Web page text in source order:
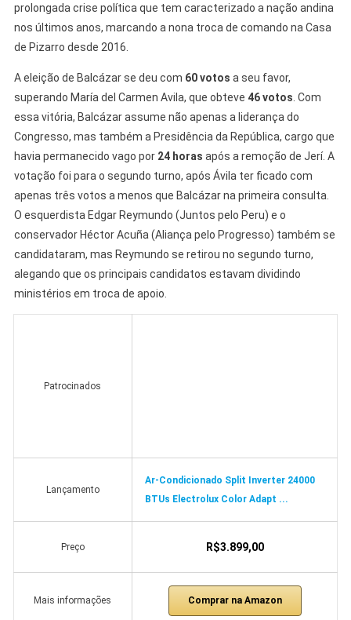
prolongada crise política que tem caracterizado a nação andina
nos últimos anos, marcando a nona troca de comando na Casa
de Pizarro desde 2016.
A eleição de Balcázar se deu com 60 votos a seu favor,
superando María del Carmen Avila, que obteve 46 votos . Com
essa vitória, Balcázar assume não apenas a liderança do
Congresso, mas também a Presidência da República, cargo que
havia permanecido vago por 24 horas após a remoção de Jerí. A
votação foi para o segundo turno, após Ávila ter ficado com
apenas três votos a menos que Balcázar na primeira consulta.
O esquerdista Edgar Reymundo (Juntos pelo Peru) e o
conservador Héctor Acuña (Aliança pelo Progresso) também se
candidataram, mas Reymundo se retirou no segundo turno,
alegando que os principais candidatos estavam dividindo
ministérios em troca de apoio.
Patrocinados
Lançamento
Ar-Condicionado Split Inverter 24000
BTUs Electrolux Color Adapt ...
Preço R$3.899,00
Mais informações Comprar na Amazon